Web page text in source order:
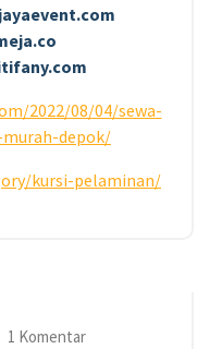
2022/08/04/sewa-
depok/
kursi-pelaminan/
1 Komentar